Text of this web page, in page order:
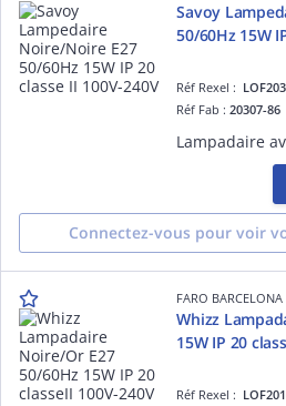
Savoy
50/60Hz 15W
Réf Rexel :
Réf Fab :20307-86
Connectez-vous pour voir
FARO BARCELONA
Whizz Lampadaire Noire/Or
15W IP 20
Réf Rexel :